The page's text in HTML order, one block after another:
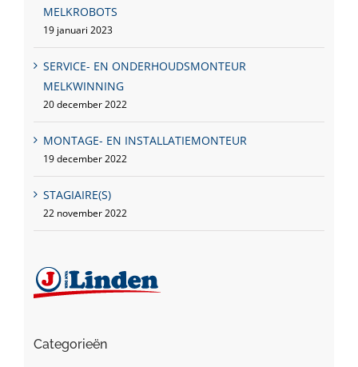
MELKROBOTS
19 januari 2023
SERVICE- EN ONDERHOUDSMONTEUR
MELKWINNING
20 december 2022
MONTAGE- EN INSTALLATIEMONTEUR
19 december 2022
STAGIAIRE(S)
22 november 2022
Categorieën